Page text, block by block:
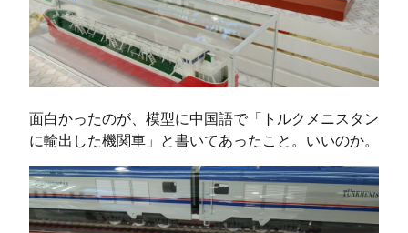
面白かったのが、模型に中国語で「トルクメニスタン
に輸出した機関車」と書いてあったこと。いいのか。